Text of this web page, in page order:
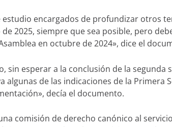
estudio encargados de profundizar otros
2025, siempre que sea posible, pero
en octubre de 2024», dice el
sin esperar a la conclusión de la segunda
algunas de las indicaciones de la Primera
decía el documento.
comisión de derecho canónico al